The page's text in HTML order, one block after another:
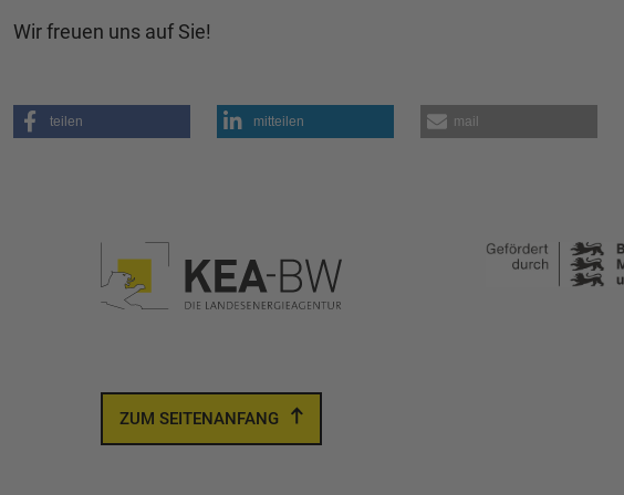
Wir freuen uns auf Sie!
teilen mitteilen mail
ZUM SEITENANFANG